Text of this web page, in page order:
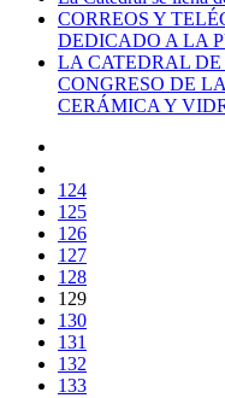
CORREOS Y
DEDICADO A LA
LA CATEDRAL DE
CONGRESO DE
CERÁMICA Y
124
125
126
127
128
129
130
131
132
133